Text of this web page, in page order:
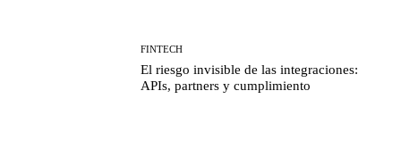
FINTECH
El riesgo invisible de las integraciones:
APIs, partners y cumplimiento